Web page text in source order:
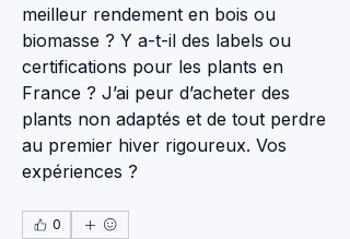
meilleur rendement en bois ou
biomasse ? Y a-t-il des labels ou
certifications pour les plants en
France ? J’ai peur d’acheter des
plants non adaptés et de tout perdre
au premier hiver rigoureux. Vos
expériences ?
0